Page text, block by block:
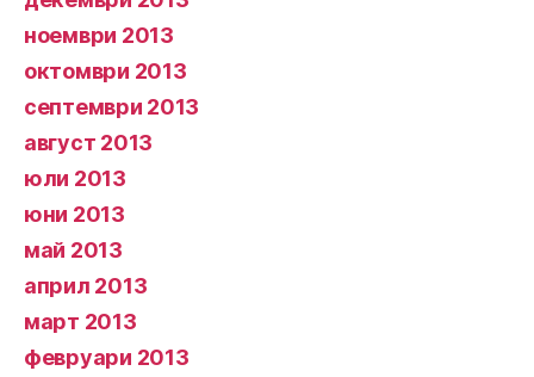
ноември 2013
октомври 2013
септември 2013
август 2013
юли 2013
юни 2013
май 2013
април 2013
март 2013
февруари 2013